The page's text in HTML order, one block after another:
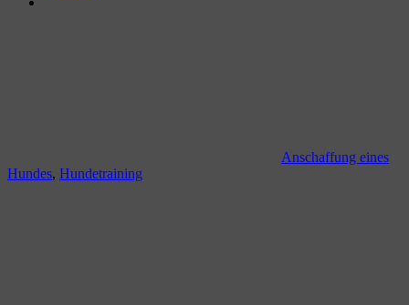
Anschaffung eines
Hundes, Hundetraining